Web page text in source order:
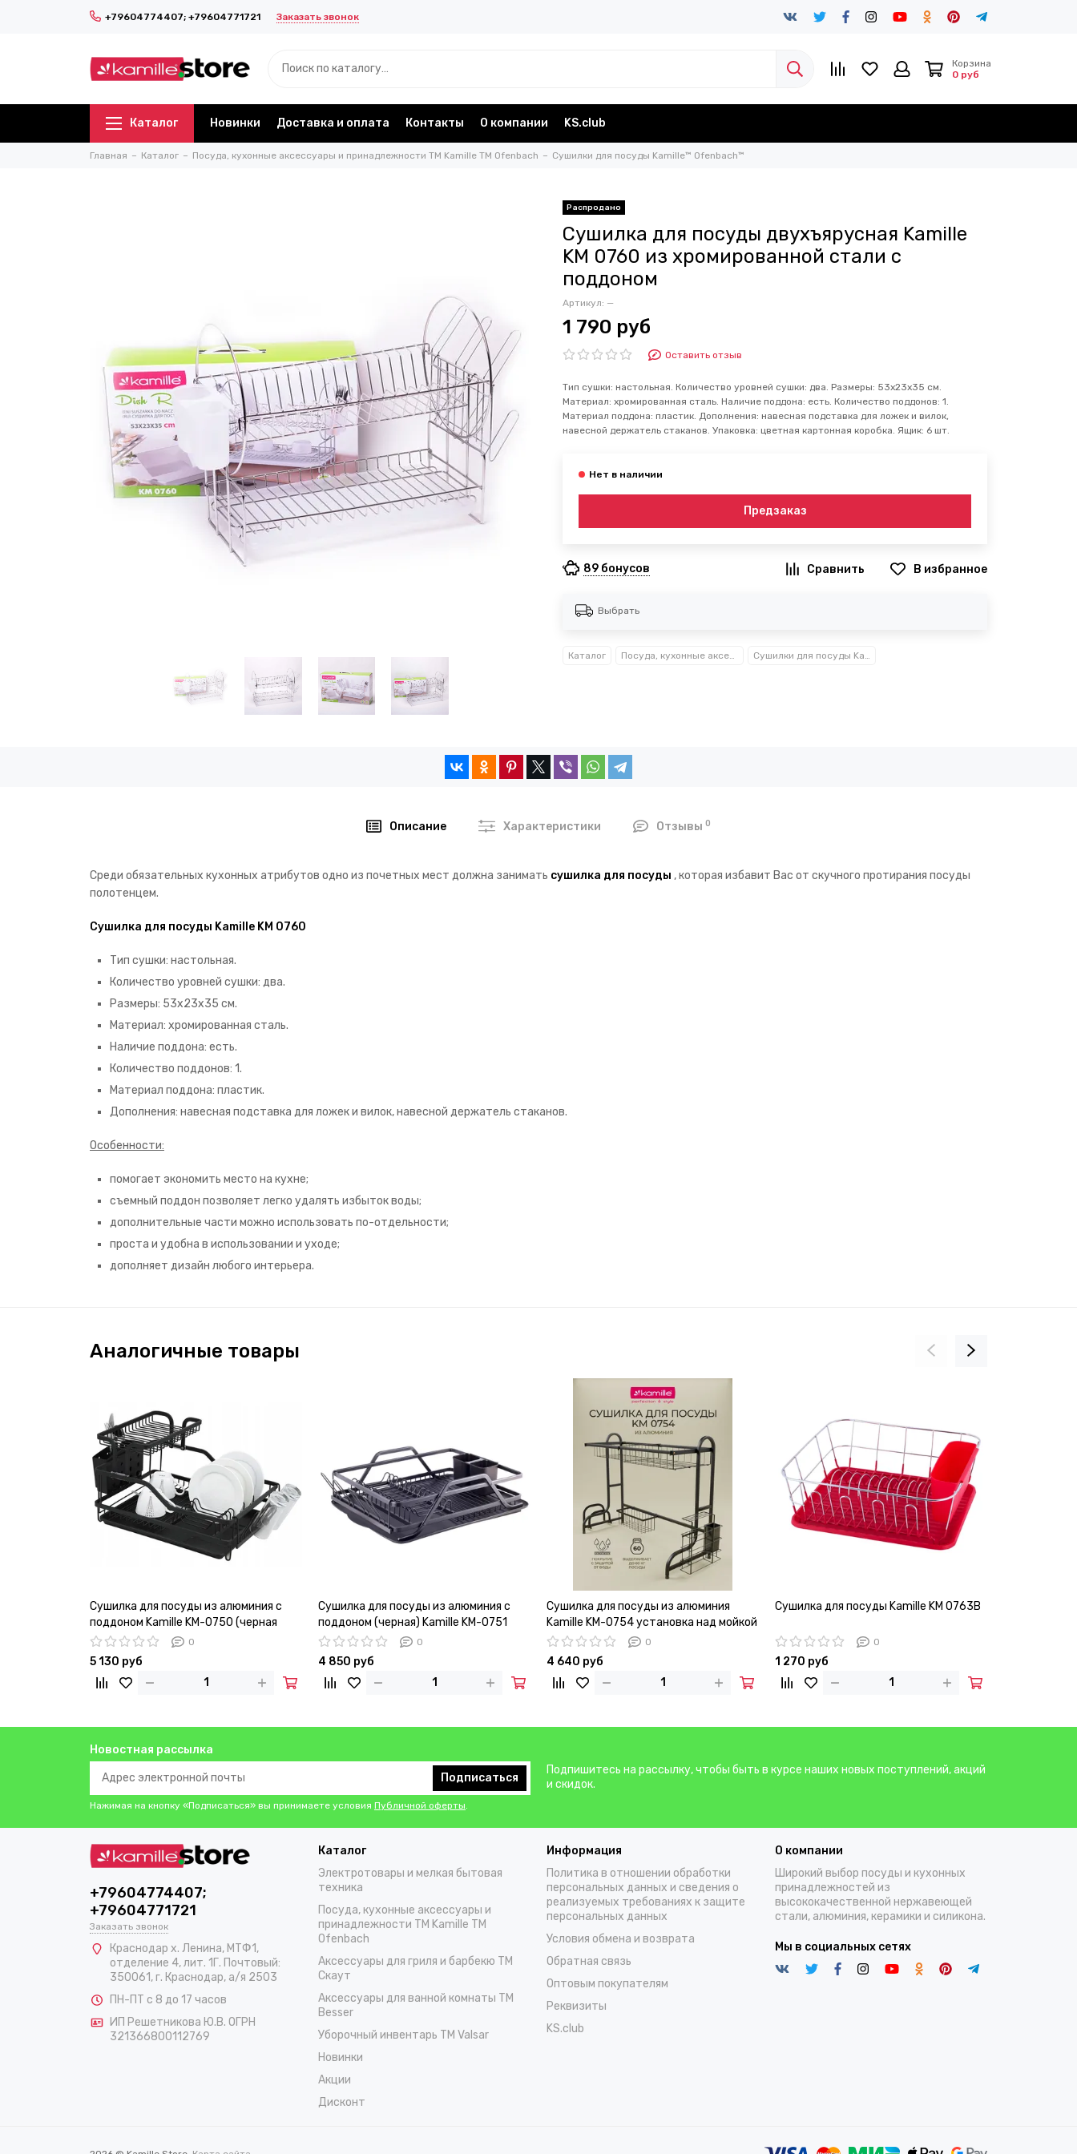
+79604774407; +79604771721 Заказать звонок
Корзина
0 руб
Каталог Новинки Доставка и оплата Контакты О компании KS.club
Главная Каталог Посуда, кухонные аксессуары и принадлежности TM Kamille TM Ofenbach Сушилки для посуды Kamille™ Ofenbach™
Сушилка для посуды двухъярусная Kamille
KM 0760 из хромированной стали с
поддоном
Артикул: —
1 790 руб
Оставить отзыв
Тип сушки: настольная. Количество уровней сушки: два. Размеры: 53х23х35 см.
Материал: хромированная сталь. Наличие поддона: есть. Количество поддонов: 1.
Материал поддона: пластик. Дополнения: навесная подставка для ложек и вилок,
навесной держатель стаканов. Упаковка: цветная картонная коробка. Ящик: 6 шт.
Предзаказ
89 бонусов В избранное
Выбрать
Каталог Посуда, кухонные аксессуары и принадлежности TM Kamille TM Ofenbach Сушилки для посуды Kamille™ Ofenbach™
Описание Характеристики Отзывы 0
Среди обязательных кухонных атрибутов одно из почетных мест должна занимать сушилка для посуды , которая избавит Вас от скучного протирания посуды
полотенцем.
Сушилка для посуды Kamille KM 0760
Тип сушки: настольная.
Количество уровней сушки: два.
Размеры: 53х23х35 см.
Материал: хромированная сталь.
Наличие поддона: есть.
Количество поддонов: 1.
Материал поддона: пластик.
Дополнения: навесная подставка для ложек и вилок, навесной держатель стаканов.
Особенности:
помогает экономить место на кухне;
съемный поддон позволяет легко удалять избыток воды;
дополнительные части можно использовать по-отдельности;
проста и удобна в использовании и уходе;
дополняет дизайн любого интерьера.
Аналогичные товары
Сушилка для посуды из алюминия с
поддоном Kamille KM-0750 (черная
57,5х35х27,5 см.) 0
5 130 руб
Сушилка для посуды из алюминия с
поддоном (черная) Kamille KM-0751
0
4 850 руб
Сушилка для посуды из алюминия
Kamille KM-0754 установка над мойкой
0
4 640 руб
Сушилка для посуды Kamille KM 0763B
0
1 270 руб
Новостная рассылка
Подписаться
Нажимая на кнопку «Подписаться» вы принимаете условия Публичной оферты.
Подпишитесь на рассылку, чтобы быть в курсе наших новых поступлений, акций
и скидок.
+79604774407;
+79604771721
Заказать звонок
Краснодар х. Ленина, МТФ1,
отделение 4, лит. 1Г. Почтовый:
350061, г. Краснодар, а/я 2503
ПН-ПТ с 8 до 17 часов
ИП Решетникова Ю.В. ОГРН
321366800112769
Каталог
Электротовары и мелкая бытовая
техника
Посуда, кухонные аксессуары и
принадлежности TM Kamille TM
Ofenbach
Аксессуары для гриля и барбекю TM
Скаут
Аксессуары для ванной комнаты TM
Besser
Уборочный инвентарь TM Valsar
Новинки
Акции
Дисконт
Информация
Политика в отношении обработки
персональных данных и сведения о
реализуемых требованиях к защите
персональных данных
Условия обмена и возврата
Обратная связь
Оптовым покупателям
Реквизиты
KS.club
О компании
Широкий выбор посуды и кухонных
принадлежностей из
высококачественной нержавеющей
стали, алюминия, керамики и силикона.
Мы в социальных сетях